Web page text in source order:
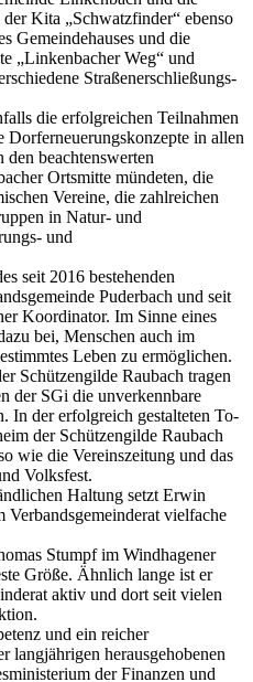
Kita „Schwatzfinder“ ebenso
Gemeindehauses und die
„Linkenbacher Weg“ und
Straßenerschließungs-
die erfolgreichen Teilnahmen
in allen
beachtenswerten
Ortsmitte mündeten, die
Vereine, die zahlreichen
in Natur- und
und
seit 2016 bestehenden
Puderbach und seit
Koordinator. Im Sinne eines
bei, Menschen auch im
Leben zu ermöglichen.
Schützengilde Raubach tragen
der SGi die unverkennbare
der erfolgreich gestalteten To-
der Schützengilde Raubach
wie die Vereinszeitung und das
Volksfest.
Haltung setzt Erwin
vielfache
Stumpf im Windhagener
Größe. Ähnlich lange ist er
aktiv und dort seit vielen
und ein reicher
langjährigen herausgehobenen
der Finanzen und